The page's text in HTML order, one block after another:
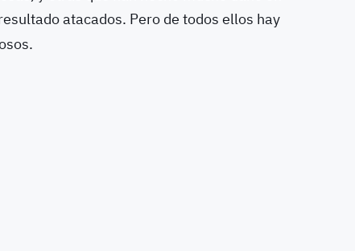
atacados. Pero de todos ellos hay